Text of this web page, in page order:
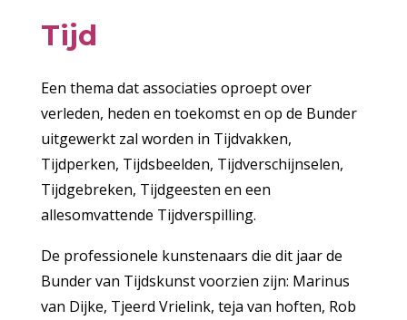
Tijd
Een thema dat associaties oproept over
verleden, heden en toekomst en op de Bunder
uitgewerkt zal worden in Tijdvakken,
Tijdperken, Tijdsbeelden, Tijdverschijnselen,
Tijdgebreken, Tijdgeesten en een
allesomvattende Tijdverspilling.
De professionele kunstenaars die dit jaar de
Bunder van Tijdskunst voorzien zijn: Marinus
van Dijke, Tjeerd Vrielink, teja van hoften, Rob